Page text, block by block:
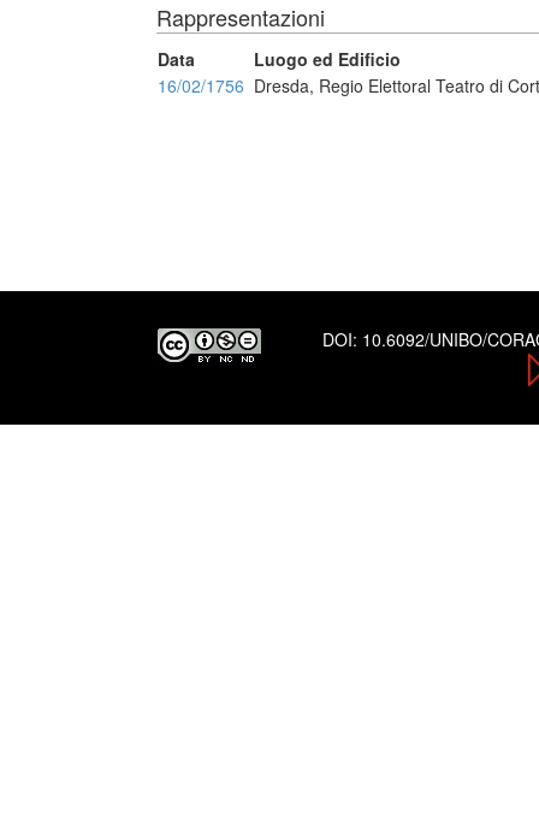
Rappresentazioni
Data
Luogo ed Edificio
16/02/1756 Dresda, Regio Elettoral Teatro di
DOI: 10.6092/UNIBO/